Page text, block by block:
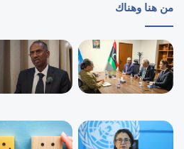
من هنا وهناك